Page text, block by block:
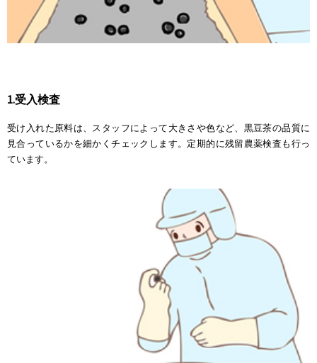
1.受入検査
受け入れた原料は、スタッフによって大きさや色など、黒豆茶の品質に
見合っているかを細かくチェックします。定期的に残留農薬検査も行っ
ています。